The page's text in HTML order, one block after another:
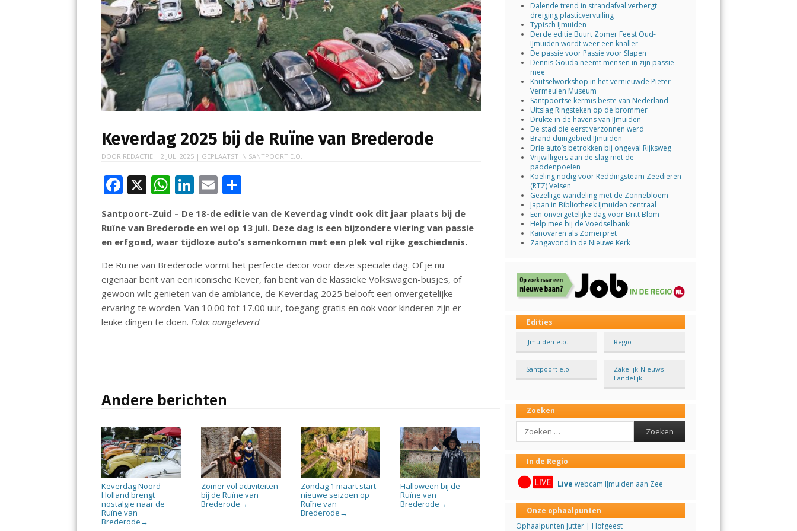
Keverdag 2025 bij de Ruïne van Brederode
DOOR REDACTIE |2 JULI 2025 | GEPLAATST IN SANTPOORT E.O.
F
ac
e
b
o
o
k
X W
h
at
s
A
p
p
Li
n
k
e
dI
n
E
m
ai
l
e
n
Santpoort-Zuid – De 18-de editie van de Keverdag vindt ook dit jaar plaats bij de
Ruïne van Brederode en wel op 13 juli. Deze dag is een bijzondere viering van passie
en erfgoed, waar tijdloze auto’s samenkomen met een plek vol rijke geschiedenis.
De Ruïne van Brederode vormt het perfecte decor voor deze speciale dag. Of je nu
eigenaar bent van een iconische Kever, fan bent van de klassieke Volkswagen-busjes, of
gewoon wilt genieten van de ambiance, de Keverdag 2025 belooft een onvergetelijke
ervaring te worden. Van 10.00 tot 17.00 uur, toegang gratis en ook voor kinderen zijn er
leuke dingen te doen. Foto: aangeleverd
Andere berichten
Keverdag Noord-
Holland brengt
nostalgie naar de
Ruïne van
Brederode →
Zomer vol activiteiten
bij de Ruïne van
Brederode →
Zondag 1 maart start
nieuwe seizoen op
Ruïne van
Brederode →
Halloween bij de
Ruïne van
Brederode →
Dalende trend in strandafval verbergt
dreiging plasticvervuiling
Typisch IJmuiden
Derde editie Buurt Zomer Feest Oud-
IJmuiden wordt weer een knaller
De passie voor Passie voor Slapen
Dennis Gouda neemt mensen in zijn passie
mee
Knutselworkshop in het vernieuwde Pieter
Vermeulen Museum
Santpoortse kermis beste van Nederland
Uitslag Ringsteken op de brommer
Drukte in de havens van IJmuiden
De stad die eerst verzonnen werd
Brand duingebied IJmuiden
Drie auto’s betrokken bij ongeval Rijksweg
Vrijwilligers aan de slag met de
paddenpoelen
Koeling nodig voor Reddingsteam Zeedieren
(RTZ) Velsen
Gezellige wandeling met de Zonnebloem
Japan in Bibliotheek IJmuiden centraal
Een onvergetelijke dag voor Britt Blom
Help mee bij de Voedselbank!
Kanovaren als Zomerpret
Zangavond in de Nieuwe Kerk
Edities
IJmuiden e.o. Regio
Santpoort e.o.
Zakelijk-Nieuws-
Landelijk
Zoeken
Search
In de Regio
Live webcam IJmuiden aan Zee
Onze ophaalpunten
Ophaalpunten Jutter | Hofgeest